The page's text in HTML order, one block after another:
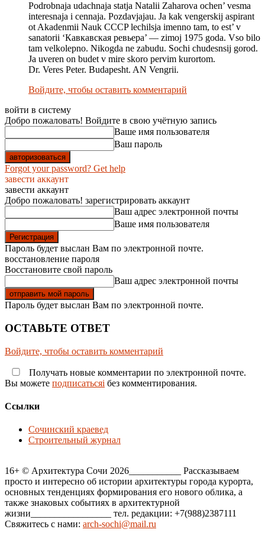
Podrobnaja udachnaja statja Natalii Zaharova ochen’ vesma
interesnaja i cennaja. Pozdavjajau. Ja kak vengerskij aspirant
ot Akadenmii Nauk CCCP lechilsja imenno tam, to est’ v
sanatorii ‘Кавкавская ревьера’ — zimoj 1975 goda. Vso bilo
tam velkolepno. Nikogda ne zabudu. Sochi chudesnsij gorod.
Ja uveren on budet v mire skoro pervim kurortom.
Dr. Veres Peter. Budapesht. AN Vengrii.
Войдите, чтобы оставить комментарий
войти в систему
Добро пожаловать! Войдите в свою учётную запись
Ваше имя пользователя
Ваш пароль
Forgot your password? Get help
завести аккаунт
завести аккаунт
Добро пожаловать! зарегистрировать аккаунт
Ваш адрес электронной почты
Ваше имя пользователя
Пароль будет выслан Вам по электронной почте.
восстановление пароля
Восстановите свой пароль
Ваш адрес электронной почты
Пароль будет выслан Вам по электронной почте.
ОСТАВЬТЕ ОТВЕТ
Войдите, чтобы оставить комментарий
Получать новые комментарии по электронной почте.
Вы можете подписатьсяi без комментирования.
Ссылки
Сочинский краевед
Строительный журнал
16+ © Архитектура Сочи 2026___________ Рассказываем
просто и интересно об истории архитектуры города курорта,
основных тенденциях формирования его нового облика, а
также знаковых событиях в архитектурной
жизни_________________ тел. редакции: +7(988)2387111
Свяжитесь с нами: arch-sochi@mail.ru